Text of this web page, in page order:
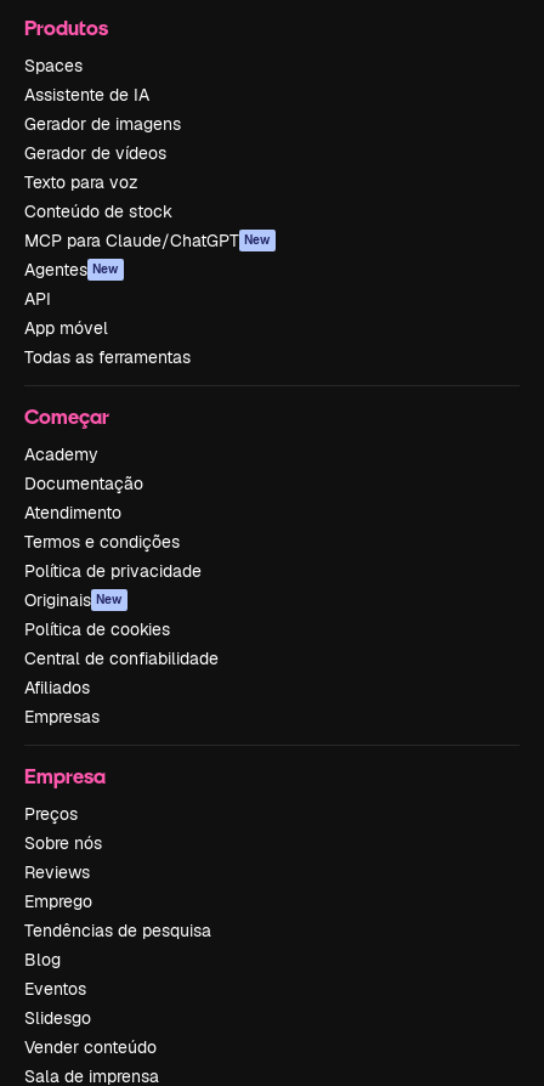
Produtos
Spaces
Assistente de IA
Gerador de imagens
Gerador de vídeos
Texto para voz
Conteúdo de stock
MCP para Claude/ChatGPT New
Agentes New
API
App móvel
Todas as ferramentas
Começar
Academy
Documentação
Atendimento
Termos e condições
Política de privacidade
Originais New
Política de cookies
Central de confiabilidade
Afiliados
Empresas
Empresa
Preços
Sobre nós
Reviews
Emprego
Tendências de pesquisa
Blog
Eventos
Slidesgo
Vender conteúdo
Sala de imprensa